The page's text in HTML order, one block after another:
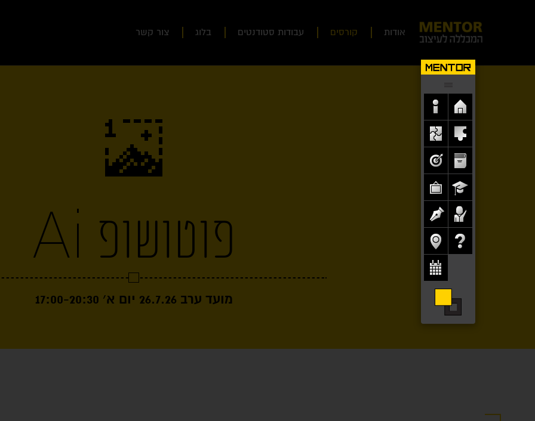
אודות קורסים עבודות סטודנטים בלוג צור קשר
פוטושופ Ai
מועד ערב 26.7.26 יום א׳ 17:00-20:30